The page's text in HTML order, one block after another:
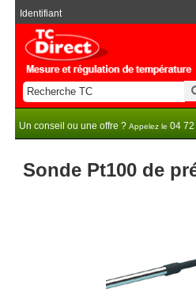
Identifiant
Un conseil ou une offre ? Appelez le 04
Sonde Pt100 de